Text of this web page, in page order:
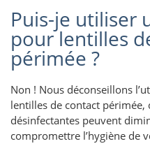
Puis-je utiliser
pour lentilles
périmée ?
Non ! Nous déconseillons
lentilles de contact périmée,
désinfectantes peuvent
compromettre l’hygiène de